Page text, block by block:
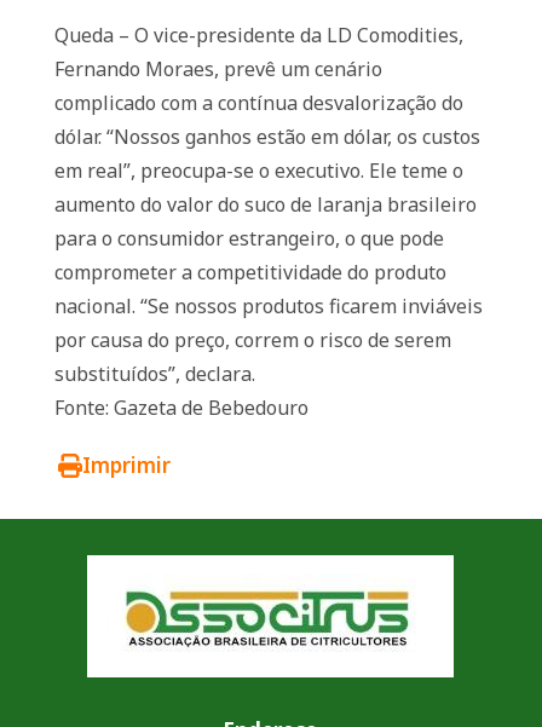
Queda – O vice-presidente da LD Comodities,
Fernando Moraes, prevê um cenário
complicado com a contínua desvalorização do
dólar. “Nossos ganhos estão em dólar, os custos
em real”, preocupa-se o executivo. Ele teme o
aumento do valor do suco de laranja brasileiro
para o consumidor estrangeiro, o que pode
comprometer a competitividade do produto
nacional. “Se nossos produtos ficarem inviáveis
por causa do preço, correm o risco de serem
substituídos”, declara.
Fonte: Gazeta de Bebedouro
Imprimir